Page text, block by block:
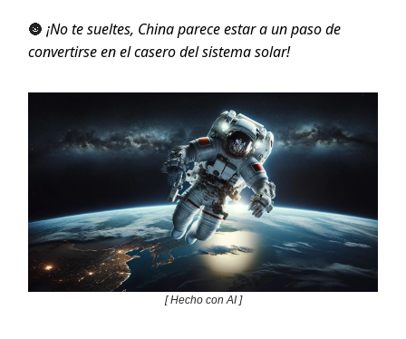
🌚 ¡No te sueltes, China parece estar a un paso de
convertirse en el casero del sistema solar!
[ Hecho con AI ]